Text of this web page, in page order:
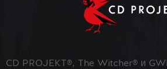
CD PROJEKT®, The Witcher® и